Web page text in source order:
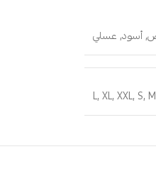
,أسود, عسلي
L,XL,XXL, S, M